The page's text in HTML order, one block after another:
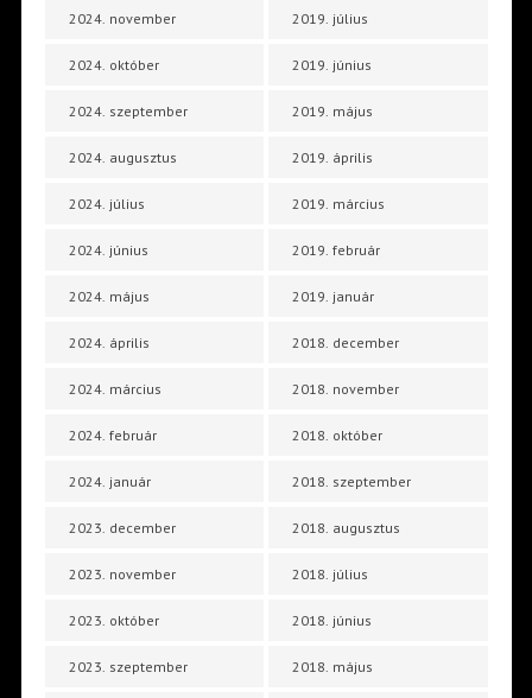
2024. november
2024. október
2024. szeptember
2024. augusztus
2024. július
2024. június
2024. május
2024. április
2024. március
2024. február
2024. január
2023. december
2023. november
2023. október
2023. szeptember
2019. július
2019. június
2019. május
2019. április
2019. március
2019. február
2019. január
2018. december
2018. november
2018. október
2018. szeptember
2018. augusztus
2018. július
2018. június
2018. május